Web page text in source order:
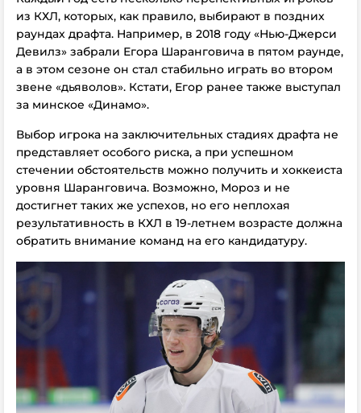
из КХЛ, которых, как правило, выбирают в поздних
раундах драфта. Например, в 2018 году «Нью-Джерси
Девилз» забрали Егора Шаранговича в пятом раунде,
а в этом сезоне он стал стабильно играть во втором
звене «дьяволов». Кстати, Егор ранее также выступал
за минское «Динамо».
Выбор игрока на заключительных стадиях драфта не
представляет особого риска, а при успешном
стечении обстоятельств можно получить и хоккеиста
уровня Шаранговича. Возможно, Мороз и не
достигнет таких же успехов, но его неплохая
результативность в КХЛ в 19-летнем возрасте должна
обратить внимание команд на его кандидатуру.